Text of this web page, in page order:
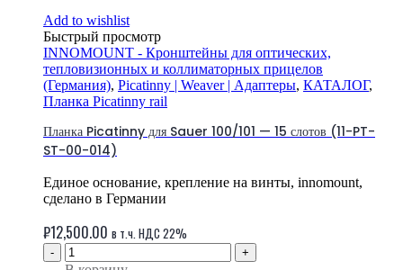
Add to wishlist
Быстрый просмотр
INNOMOUNT - Кронштейны для оптических,
тепловизионных и коллиматорных прицелов
(Германия), Picatinny | Weaver | Адаптеры, КАТАЛОГ,
Планка Picatinny rail
Планка Picatinny для Sauer 100/101 — 15 слотов (11-PT-
ST-00-014)
Единое основание, крепление на винты, innomount,
сделано в Германии
₽12,500.00 в т.ч. НДС 22%
- +